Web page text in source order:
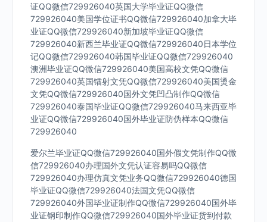
证QQ微信729926040英国大学毕业证QQ微信
729926040美国学位证书QQ微信729926040加拿大毕
业证QQ微信729926040新加坡毕业证QQ微信
729926040新西兰毕业证QQ微信729926040日本学位
记QQ微信729926040韩国毕业证QQ微信729926040
澳洲毕业证QQ微信729926040美国高校文凭QQ微信
729926040英国镭射文凭QQ微信729926040美国烫金
文凭QQ微信729926040国外文凭凹凸制作QQ微信
729926040泰国毕业证QQ微信729926040马来西亚毕
业证QQ微信729926040国外毕业证防伪样本QQ微信
729926040
爱尔兰毕业证QQ微信729926040国外假文凭制作QQ微
信729926040办理国外文凭认证容易吗QQ微信
729926040办理仿真文凭业务QQ微信729926040德国
毕业证QQ微信729926040法国文凭QQ微信
729926040外国毕业证制作QQ微信729926040国外毕
业证钢印制作QQ微信729926040国外毕业证货到付款